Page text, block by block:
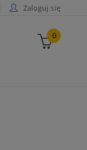
Zaloguj się
0